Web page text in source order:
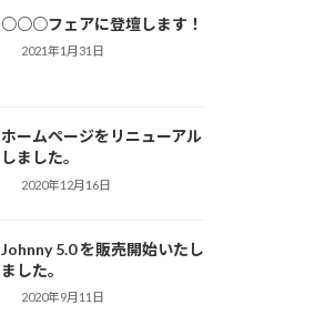
○○○フェアに登壇します！
2021年1月31日
ホームページをリニューアル
しました。
2020年12月16日
Johnny 5.0 を販売開始いたし
ました。
2020年9月11日